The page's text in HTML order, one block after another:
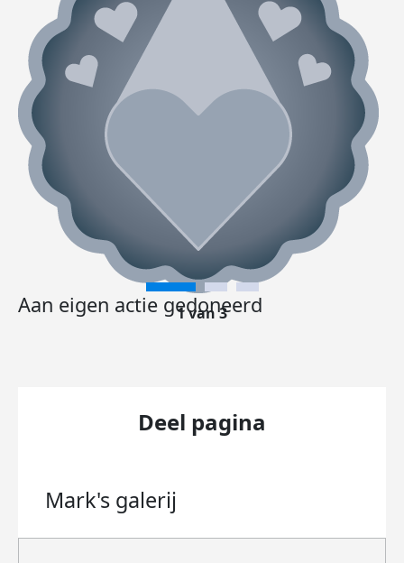
Aan eigen actie gedoneerd
1 van 3
Deel pagina
Mark's galerij